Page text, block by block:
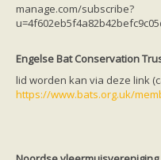
manage.com/subscribe?
Engelse Bat Conservation
lid worden kan via deze link
https://www.bats.org.uk/